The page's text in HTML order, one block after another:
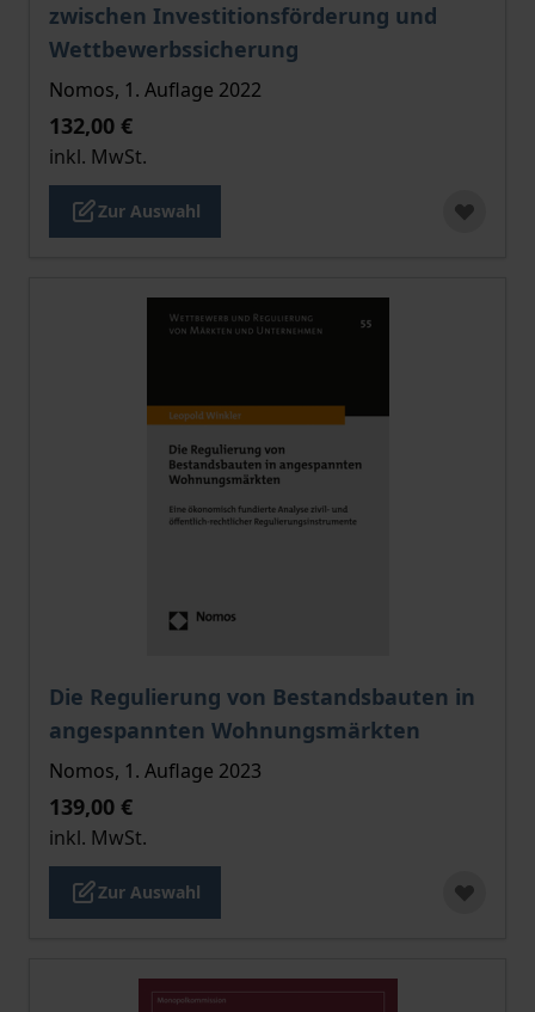
zwischen Investitionsförderung und
Wettbewerbssicherung
Nomos, 1. Auflage 2022
132,00 €
inkl. MwSt.
Zur Auswahl
Die Regulierung von Bestandsbauten in
angespannten Wohnungsmärkten
Der Preis dieses Titels richtet sich nach der
Nomos, 1. Auflage 2023
139,00 €
inkl. MwSt.
Zur Auswahl